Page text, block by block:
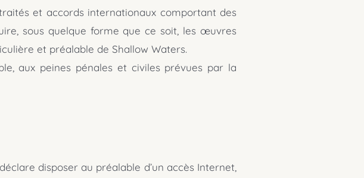
et accords internationaux comportant des
sous quelque forme que ce soit, les œuvres
et préalable de Shallow Waters.
aux peines pénales et civiles prévues par la
disposer au préalable d’un accès Internet,